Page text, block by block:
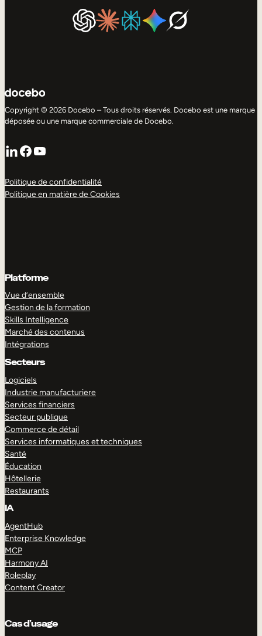
Copyright © 2026 Docebo – Tous droits réservés. Docebo est une marque
déposée ou une marque commerciale de Docebo.
LinkedIn
Facebook
YouTube
Politique de confidentialité
Politique en matière de Cookies
Platforme
Vue d’ensemble
Gestion de la formation
Skills Intelligence
Marché des contenus
Intégrations
Secteurs
Logiciels
Industrie manufacturiere
Services financiers
Secteur publique
Commerce de détail
Services informatiques et techniques
Santé
Éducation
Hôtellerie
Restaurants
IA
AgentHub
Enterprise Knowledge
MCP
Harmony AI
Roleplay
Content Creator
Cas d’usage